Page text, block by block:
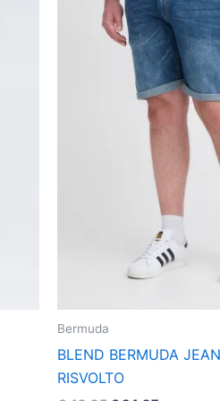
Bermuda
BLEND BERMUDA
RISVOLTO
più
varianti.
Le
opzioni
possono
essere
scelte
nella
pagina
del
prodotto